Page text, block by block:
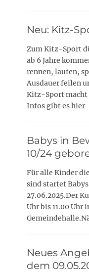
Neu: Kitz-
Zum Kitz-Sport
ab 6 Jahre
rennen, laufen,
Ausdauer feilen
Kitz-Sport macht
Infos gibt es hier
Babys in
10/24
Für alle Kinder
sind startet
27.06.2025.Der
Uhr bis 11.00 Uhr
Neues
dem